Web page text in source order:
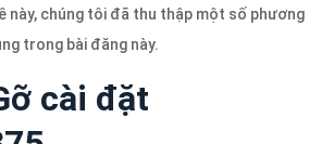
này, chúng tôi đã thu thập một số phương
trong bài đăng này.
cài đặt